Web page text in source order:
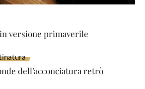
versione primaverile
dell’acconciatura retrò